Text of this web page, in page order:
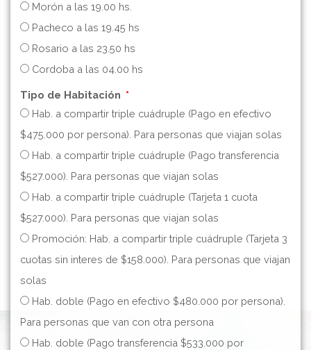
Morón a las 19.00 hs.
Pacheco a las 19.45 hs
Rosario a las 23.50 hs
Cordoba a las 04.00 hs
Tipo de Habitación
Hab. a compartir triple cuádruple (Pago en efectivo
$475.000 por persona). Para personas que viajan solas
Hab. a compartir triple cuádruple (Pago transferencia
$527.000). Para personas que viajan solas
Hab. a compartir triple cuádruple (Tarjeta 1 cuota
$527.000). Para personas que viajan solas
Promoción: Hab. a compartir triple cuádruple (Tarjeta 3
cuotas sin interes de $158.000). Para personas que viajan
solas
Hab. doble (Pago en efectivo $480.000 por persona).
Para personas que van con otra persona
Hab. doble (Pago transferencia $533.000 por